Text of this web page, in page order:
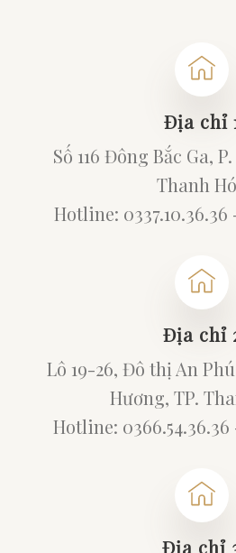
Địa chỉ
Số 116 Đông Bắc Ga,
Thanh
Hotline: 0337.10.36.36
Địa chỉ
Lô 19-26, Đô thị An
Hương, TP.
Hotline: 0366.54.36.36
Địa chỉ